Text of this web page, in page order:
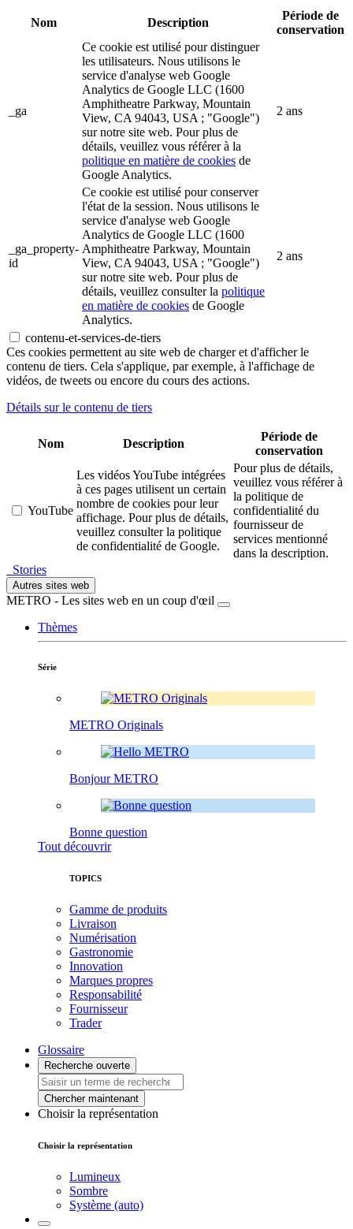
Nom Description
Période de
conservation
_ga
Ce cookie est utilisé pour distinguer
les utilisateurs. Nous utilisons le
service d'analyse web Google
Analytics de Google LLC (1600
Amphitheatre Parkway, Mountain
View, CA 94043, USA ; "Google")
sur notre site web. Pour plus de
détails, veuillez vous référer à la
politique en matière de cookies de
Google Analytics.
2 ans
_ga_property-
id
Ce cookie est utilisé pour conserver
l'état de la session. Nous utilisons le
service d'analyse web Google
Analytics de Google LLC (1600
Amphitheatre Parkway, Mountain
View, CA 94043, USA ; "Google")
sur notre site web. Pour plus de
détails, veuillez consulter la politique
en matière de cookies de Google
Analytics.
2 ans
contenu-et-services-de-tiers
Ces cookies permettent au site web de charger et d'afficher le
contenu de tiers. Cela s'applique, par exemple, à l'affichage de
vidéos, de tweets ou encore du cours des actions.
Détails sur le contenu de tiers
Nom Description
Période de
conservation
YouTube
Les vidéos YouTube intégrées
à ces pages utilisent un certain
nombre de cookies pour leur
affichage. Pour plus de détails,
veuillez consulter la politique
de confidentialité de Google.
Pour plus de détails,
veuillez vous référer à
la politique de
confidentialité du
fournisseur de
services mentionné
dans la description.
Stories
Autres sites web
METRO - Les sites web en un coup d'œil
Thèmes
Série
METRO Originals
Bonjour METRO
Bonne question
Tout découvrir
TOPICS
Gamme de produits
Livraison
Numérisation
Gastronomie
Innovation
Marques propres
Responsabilité
Fournisseur
Trader
Glossaire
Recherche ouverte
Chercher maintenant
Choisir la représentation
Choisir la représentation
Lumineux
Sombre
Système (auto)